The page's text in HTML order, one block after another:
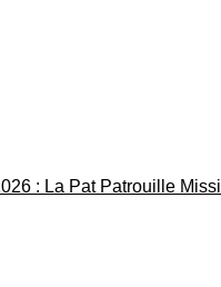
: La Pat Patrouille